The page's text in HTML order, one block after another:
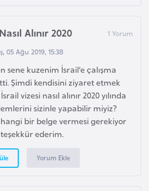
Alınır 2020
05 Ağu 2019, 15:38
sene kuzenim İsrail’e çalışma
Şimdi kendisini ziyaret etmek
vizesi nasıl alınır 2020 yılında
sizinle yapabilir miyiz?
bir belge vermesi gerekiyor
ederim.
Yorum Ekle